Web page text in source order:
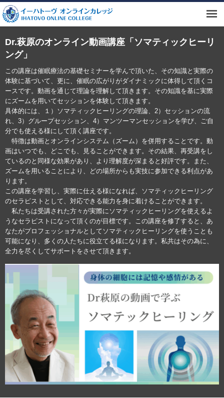
Dr.萩原のオンライン動画講座「ソマティックヒーリ
ング」
この講座は催眠療法の基礎セミナーを学んで頂いた、その知識と実際の
体験に基づいて、更に、催眠の広がりがダイナミックに体得して頂くコ
ースです。動画を通じて理論を理解して頂きます。その知識を基に実際
にズームを用いてセッションを体験して頂きます。
具体的には、１）ソマティックヒーリングの理論、2）セッションの流
れ、3）グループセッション、4）マンツーマンセッションを学び、ご自
分でも使える様にして頂く講座です。
特徴は動画とオンラインシステム（ズーム）を併用することです。動
画はいつでも、どこでも、見ることができます。その結果、再受講をし
ているのと同様な効果があり、より理解度が深まると好評です。また、
ズームを用いることにより、どの場所からも実技に参加できる利点があ
ります。
この講座を学習し、実際に仕える様になれば、ソマティックヒーリング
のセラピストとして、対応できる能力を身に着けることができます。
私たちは受講された方々が実際にソマティックヒーリングを使えるよ
うなセラピストになって頂くのが目標です。この講座を修了すると、あ
なたがプロフェッショナルとしてソマティックヒーリングを使うことも
可能になり、多くの人たちに役立てる様になります。私共はその為に、
全力を尽くしてサポートをさせて頂きます。